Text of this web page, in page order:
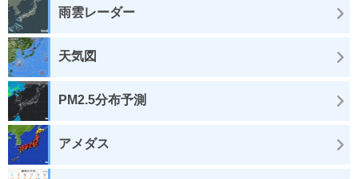
雨雲レーダー
天気図
PM2.5分布予測
アメダス